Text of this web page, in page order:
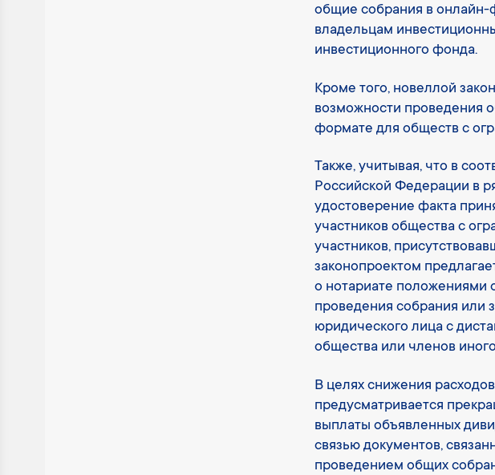
общие собрания в онлайн-
владельцам
инвестиционного фонда.
Кроме того, новеллой
возможности проведения
формате для обществ с
Также, учитывая, что в
Российской Федерации в
удостоверение факта
участников общества с
участников,
законопроектом
о нотариате положениями
проведения собрания или
юридического лица с
общества или членов
В целях снижения
предусматривается
выплаты объявленных
связью документов,
проведением общих